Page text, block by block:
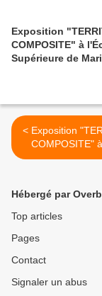
Exposition
COMPOSITE" à
Supérieure de
< Exposition "TERRITOIRE
COMPOSITE"
Nationale
Hébergé par
Top articles
Pages
Contact
Signaler un abus